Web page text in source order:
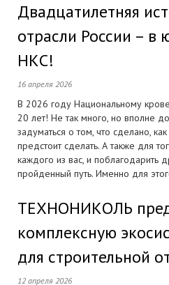
Двадцатилетняя
отрасли России – в
НКС!
16 апреля 2026
В 2026 году Национальному
20 лет! Не так много, но вполне
задуматься о том, что сделано,
предстоит сделать. А также для
каждого из вас, и поблагодарить
пройденный путь. Именно для
ТЕХНОНИКОЛЬ
комплексную
для строительной
12 апреля 2026